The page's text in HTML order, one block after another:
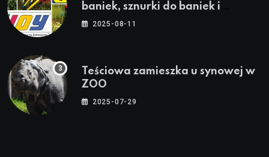
baniek, sznurki do baniek i
zestawy do baniek
2025-08-11
Teściowa zamieszka u synowej w
ZOO
2025-07-29